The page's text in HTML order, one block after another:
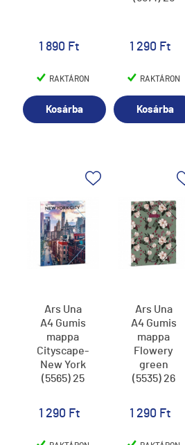
1 890 Ft
RAKTÁRON
Kosárba
1 290 Ft
RAKTÁRON
Kosárba
Ars Una
A4 Gumis
mappa
Cityscape-
New York
(5565) 25
1 290 Ft
Ars Una
A4 Gumis
mappa
Flowery
green
(5535) 26
1 290 Ft